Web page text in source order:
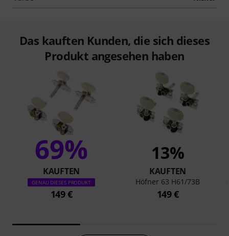
Das kauften Kunden, die sich dieses
Produkt angesehen haben
69%
KAUFTEN
GENAU DIESES PRODUKT
149 €
13%
KAUFTEN
Höfner 63 H61/73B
149 €